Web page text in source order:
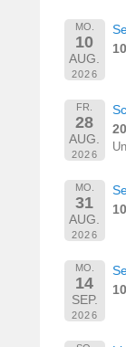
MO.
10
AUG.
2026
FR.
28
AUG.
2026
MO.
31
AUG.
2026
MO.
14
SEP.
2026